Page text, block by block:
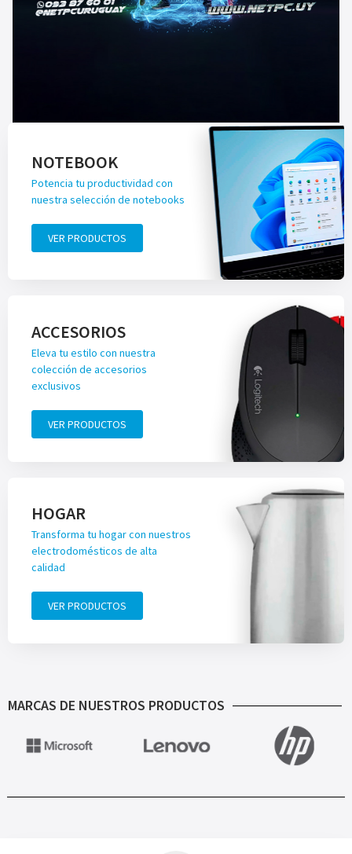
NOTEBOOK
Potencia tu productividad con
nuestra selección de notebooks
VER PRODUCTOS
ACCESORIOS
Eleva tu estilo con nuestra
colección de accesorios
exclusivos
VER PRODUCTOS
HOGAR
Transforma tu hogar con nuestros
electrodomésticos de alta
calidad
VER PRODUCTOS
MARCAS DE NUESTROS PRODUCTOS